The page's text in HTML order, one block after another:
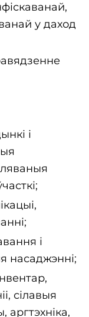
у даход
і
і
насаджэнні;
сілавыя
аргтэхніка,